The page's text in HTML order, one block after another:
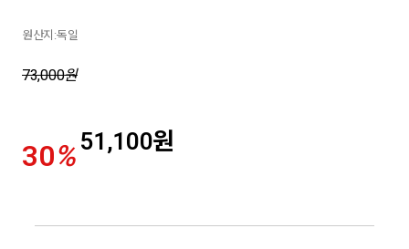
원산지:독일
73,000원
30%51,100원